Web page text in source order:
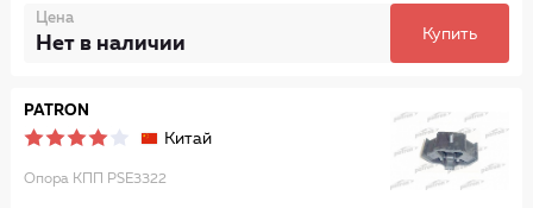
Цена
Нет в наличии Купить
PATRON
Китай
Опора КПП PSE3322